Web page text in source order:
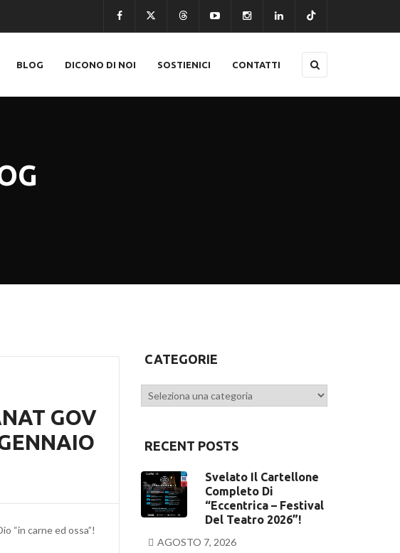
BLOG DICONO DI NOI SOSTIENICI CONTATTI
GOV
“in carne ed ossa”!
CATEGORIE
Categorie
RECENT POSTS
Svelato Il Cartellone
Completo Di
“Eccentrica – Festival
Del Teatro 2026”!
AGOSTO 7, 2026